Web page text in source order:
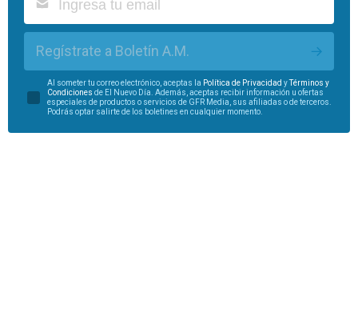
Regístrate a Boletín A.M.
Al someter tu correo electrónico, aceptas la Política de Privacidad y
Términos y
Condiciones de El Nuevo Día. Además, aceptas recibir información u ofertas
especiales de productos o servicios de GFR Media, sus afiliadas o de terceros.
Podrás optar salirte de los boletines en cualquier momento.